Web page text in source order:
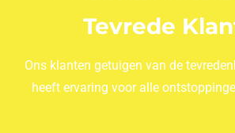
Tevrede
Ons klanten getuigen van de
heeft ervaring voor alle